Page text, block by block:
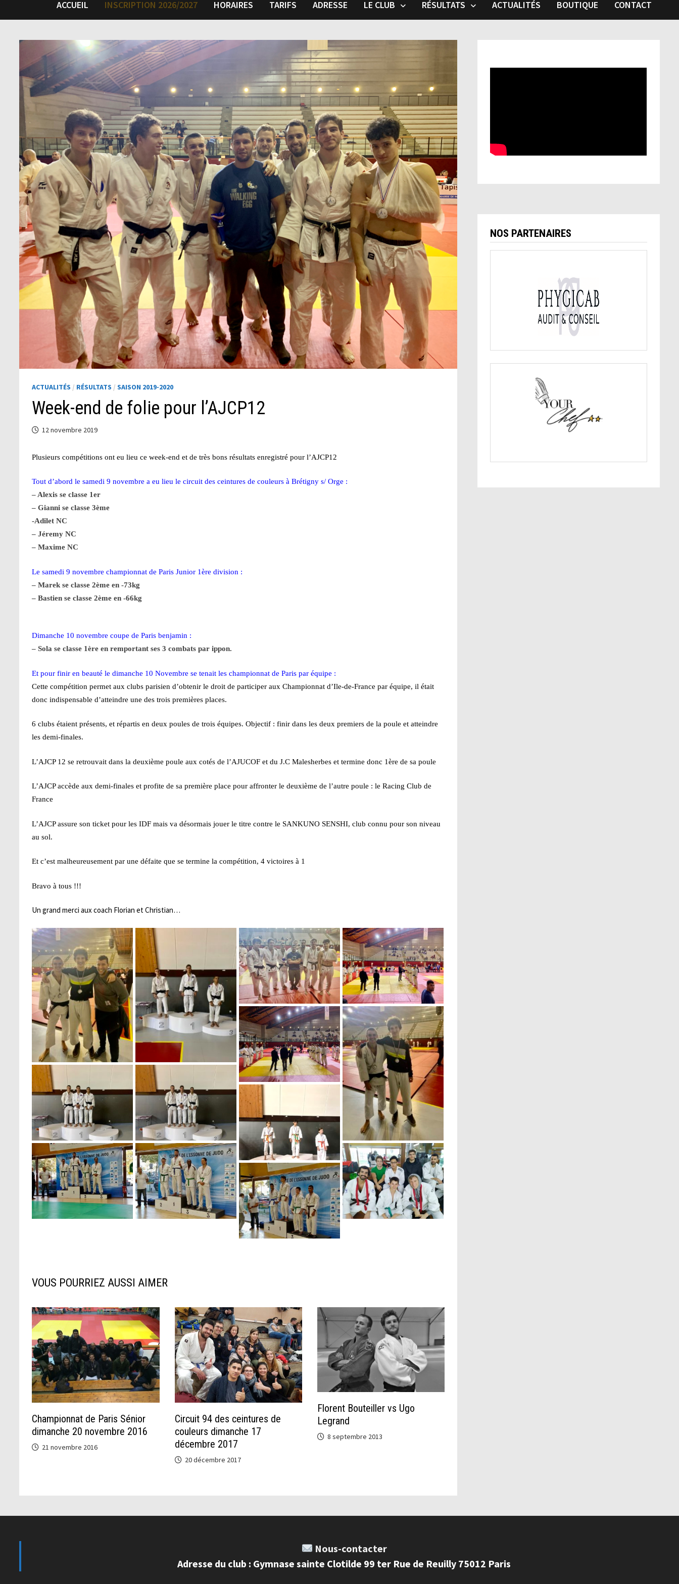
ACCUEIL INSCRIPTION 2026/2027 HORAIRES TARIFS ADRESSE LE CLUB RÉSULTATS ACTUALITÉS BOUTIQUE CONTACT
ACTUALITÉS / RÉSULTATS /SAISON 2019-2020
Week-end de folie pour l’AJCP12
12 novembre 2019
Plusieurs compétitions ont eu lieu ce week-end et de très bons résultats enregistré pour l’AJCP12
Tout d’abord le samedi 9 novembre a eu lieu le circuit des ceintures de couleurs à Brétigny s/ Orge :
– Alexis se classe 1er
– Gianni se classe 3ème
-Adilet NC
– Jéremy NC
– Maxime NC
Le samedi 9 novembre championnat de Paris Junior 1ère division :
– Marek se classe 2ème en -73kg
– Bastien se classe 2ème en -66kg
Dimanche 10 novembre coupe de Paris benjamin :
– Sola se classe 1ère en remportant ses 3 combats par ippon.
Et pour finir en beauté le dimanche 10 Novembre se tenait les championnat de Paris par équipe :
Cette compétition permet aux clubs parisien d’obtenir le droit de participer aux Championnat d’Ile-de-France par équipe, il était
donc indispensable d’atteindre une des trois premières places.
6 clubs étaient présents, et répartis en deux poules de trois équipes. Objectif : finir dans les deux premiers de la poule et atteindre
les demi-finales.
L’AJCP 12 se retrouvait dans la deuxième poule aux cotés de l’AJUCOF et du J.C Malesherbes et termine donc 1ère de sa poule
L’AJCP accède aux demi-finales et profite de sa première place pour affronter le deuxième de l’autre poule : le Racing Club de
France
L’AJCP assure son ticket pour les IDF mais va désormais jouer le titre contre le SANKUNO SENSHI, club connu pour son niveau
au sol.
Et c’est malheureusement par une défaite que se termine la compétition, 4 victoires à 1
Bravo à tous !!!
Un grand merci aux coach Florian et Christian…
VOUS POURRIEZ AUSSI AIMER
Championnat de Paris Sénior
dimanche 20 novembre 2016
21 novembre 2016
Circuit 94 des ceintures de
couleurs dimanche 17
décembre 2017
20 décembre 2017
Florent Bouteiller vs Ugo
Legrand
8 septembre 2013
NOS PARTENAIRES
Nous-contacter
Adresse du club : Gymnase sainte Clotilde 99 ter Rue de Reuilly 75012 Paris